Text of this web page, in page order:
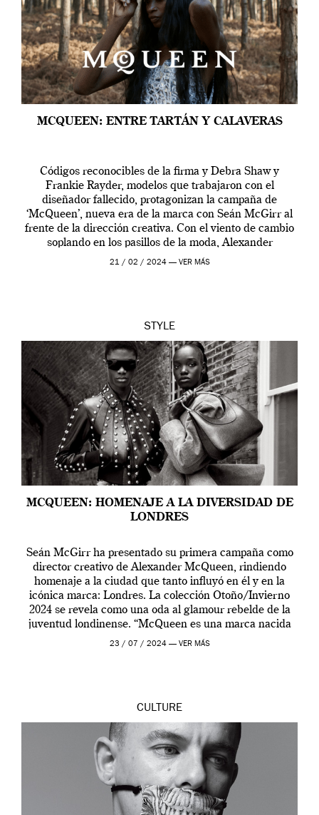
MCQUEEN: ENTRE TARTÁN Y CALAVERAS
Códigos reconocibles de la firma y Debra Shaw y
Frankie Rayder, modelos que trabajaron con el
diseñador fallecido, protagonizan la campaña de
‘McQueen’, nueva era de la marca con Seán McGirr al
frente de la dirección creativa. Con el viento de cambio
soplando en los pasillos de la moda, Alexander
McQueen se prepara para una […]
21 / 02 / 2024 — VER MÁS
STYLE
MCQUEEN: HOMENAJE A LA DIVERSIDAD DE
LONDRES
Seán McGirr ha presentado su primera campaña como
director creativo de Alexander McQueen, rindiendo
homenaje a la ciudad que tanto influyó en él y en la
icónica marca: Londres. La colección Otoño/Invierno
2024 se revela como una oda al glamour rebelde de la
juventud londinense. “McQueen es una marca nacida
en Londres y siempre ha […]
23 / 07 / 2024 — VER MÁS
CULTURE